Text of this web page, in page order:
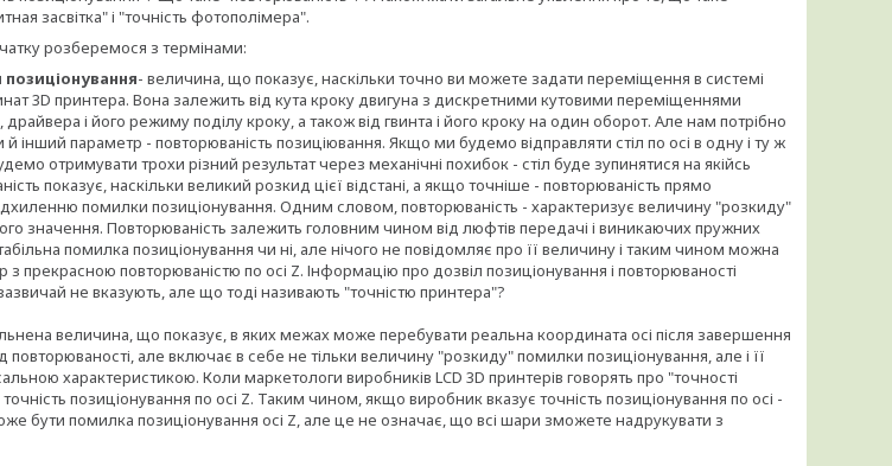
засвітка" і "точність фотополімера".
розберемося з термінами:
позиціонування- величина, що показує, наскільки точно ви можете задати переміщення в системі
3D принтера. Вона залежить від кута кроку двигуна з дискретними кутовими переміщеннями
драйвера і його режиму поділу кроку, а також від гвинта і його кроку на один оборот. Але нам потрібно
й інший параметр - повторюваність позиціювання. Якщо ми будемо відправляти стіл по осі в одну і ту ж
отримувати трохи різний результат через механічні похибок - стіл буде зупинятися на якійсь
показує, наскільки великий розкид цієї відстані, а якщо точніше - повторюваність прямо
помилки позиціонування. Одним словом, повторюваність - характеризує величину "розкиду"
значення. Повторюваність залежить головним чином від люфтів передачі і виникаючих пружних
помилка позиціонування чи ні, але нічого не повідомляє про її величину і таким чином можна
прекрасною повторюваністю по осі Z. Інформацію про дозвіл позиціонування і повторюваності
не вказують, але що тоді називають "точністю принтера"?
величина, що показує, в яких межах може перебувати реальна координата осі після завершення
повторюваності, але включає в себе не тільки величину "розкиду" помилки позиціонування, але і її
характеристикою. Коли маркетологи виробників LCD 3D принтерів говорять про "точності
позиціонування по осі Z. Таким чином, якщо виробник вказує точність позиціонування по осі -
бути помилка позиціонування осі Z, але це не означає, що всі шари зможете надрукувати з